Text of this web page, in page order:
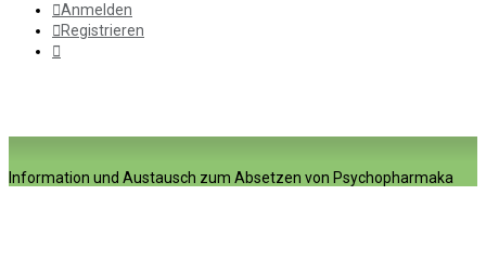
Anmelden
Registrieren
Information und Austausch zum Absetzen von Psychopharmaka